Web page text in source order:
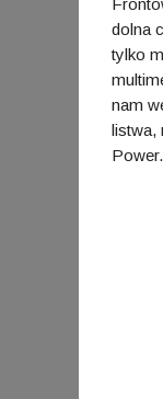
dolna
tylko
nam
listwa,
Power.